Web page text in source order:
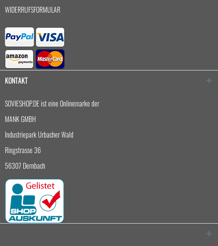
WIDERRUFSFORMULAR
KONTAKT
SOVIESHOP.DE ist eine Onlinemarke der
MANK GMBH
Industriepark Urbacher Wald
Ringstrasse 36
56307 Dernbach